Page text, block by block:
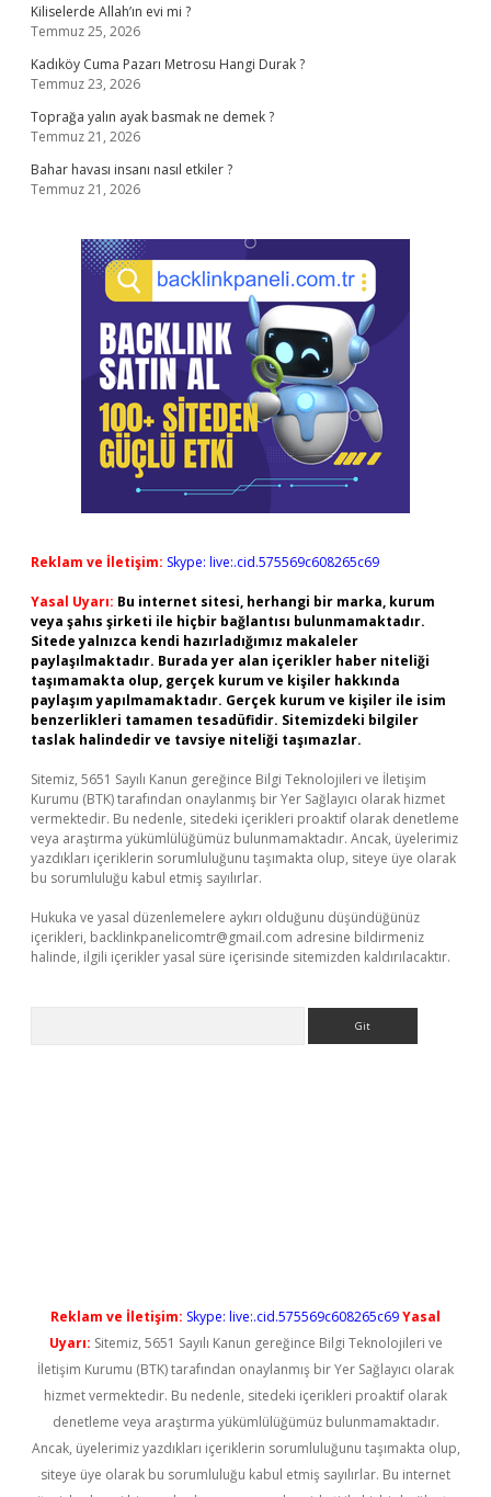
Kiliselerde Allah’ın evi mi ?
Temmuz 25, 2026
Kadıköy Cuma Pazarı Metrosu Hangi Durak ?
Temmuz 23, 2026
Toprağa yalın ayak basmak ne demek ?
Temmuz 21, 2026
Bahar havası insanı nasıl etkiler ?
Temmuz 21, 2026
Reklam ve İletişim: Skype: live:.cid.575569c608265c69
Yasal Uyarı: Bu internet sitesi, herhangi bir marka, kurum
veya şahıs şirketi ile hiçbir bağlantısı bulunmamaktadır.
Sitede yalnızca kendi hazırladığımız makaleler
paylaşılmaktadır. Burada yer alan içerikler haber niteliği
taşımamakta olup, gerçek kurum ve kişiler hakkında
paylaşım yapılmamaktadır. Gerçek kurum ve kişiler ile isim
benzerlikleri tamamen tesadüfidir. Sitemizdeki bilgiler
taslak halindedir ve tavsiye niteliği taşımazlar.
Sitemiz, 5651 Sayılı Kanun gereğince Bilgi Teknolojileri ve İletişim
Kurumu (BTK) tarafından onaylanmış bir Yer Sağlayıcı olarak hizmet
vermektedir. Bu nedenle, sitedeki içerikleri proaktif olarak denetleme
veya araştırma yükümlülüğümüz bulunmamaktadır. Ancak, üyelerimiz
yazdıkları içeriklerin sorumluluğunu taşımakta olup, siteye üye olarak
bu sorumluluğu kabul etmiş sayılırlar.
Hukuka ve yasal düzenlemelere aykırı olduğunu düşündüğünüz
içerikleri, backlinkpanelicomtr@gmail.com adresine bildirmeniz
halinde, ilgili içerikler yasal süre içerisinde sitemizden kaldırılacaktır.
Reklam ve İletişim: Skype: live:.cid.575569c608265c69Yasal
Uyarı: Sitemiz, 5651 Sayılı Kanun gereğince Bilgi Teknolojileri ve
İletişim Kurumu (BTK) tarafından onaylanmış bir Yer Sağlayıcı olarak
hizmet vermektedir. Bu nedenle, sitedeki içerikleri proaktif olarak
denetleme veya araştırma yükümlülüğümüz bulunmamaktadır.
Ancak, üyelerimiz yazdıkları içeriklerin sorumluluğunu taşımakta olup,
siteye üye olarak bu sorumluluğu kabul etmiş sayılırlar. Bu internet